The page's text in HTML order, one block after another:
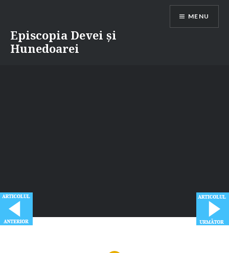
content
Episcopia Devei și
Hunedoarei
MENU